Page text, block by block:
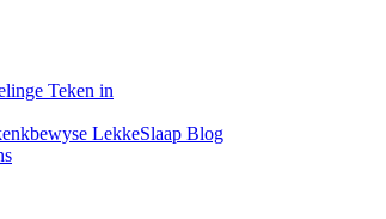
Teken in
LekkeSlaap Blog